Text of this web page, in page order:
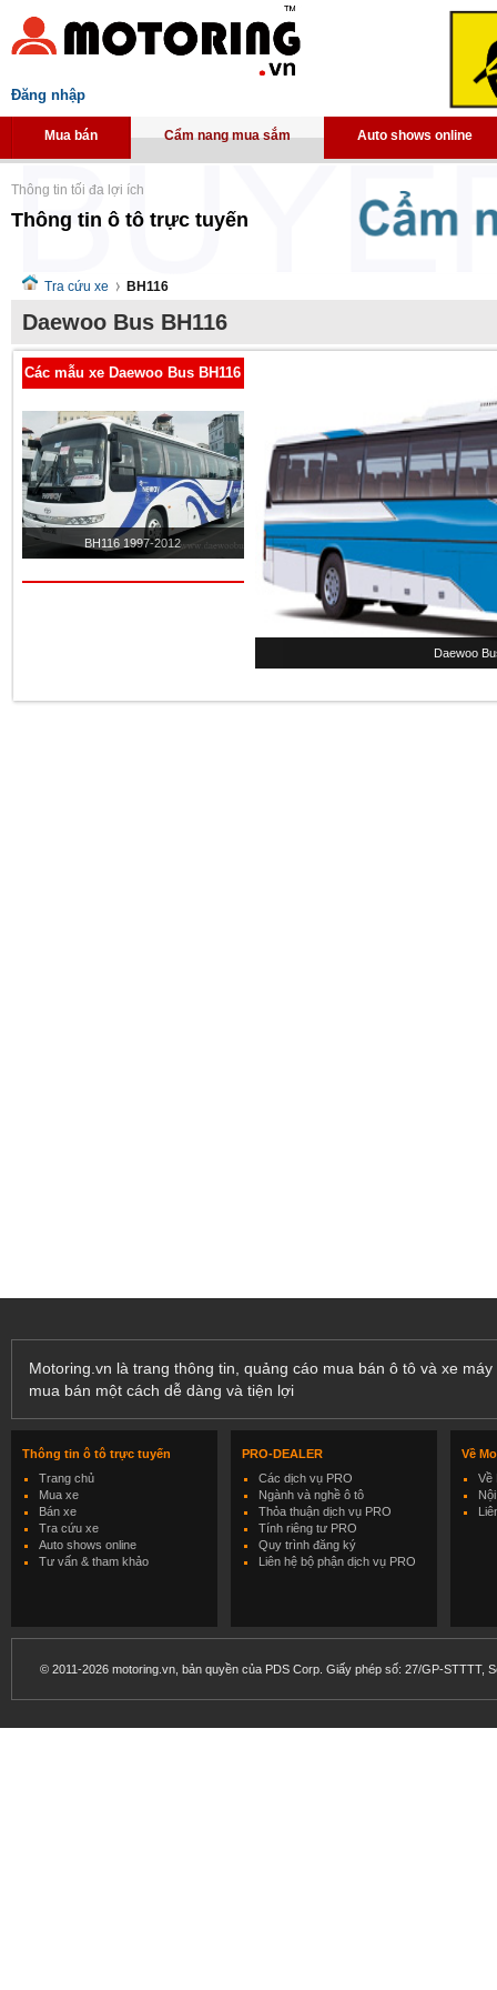
Đăng nhập
Mua bán Cẩm nang mua sắm Auto shows online
Thông tin tối đa lợi ích
Thông tin ô tô trực tuyến
Tra cứu xe BH116
Daewoo Bus BH116
Các mẫu xe Daewoo Bus BH116
BH116 1997-2012
Daewoo
Motoring.vn là trang thông tin, quảng cáo mua bán ô tô và xe
mua bán một cách dễ dàng và tiện lợi
Thông tin ô tô trực tuyến
Trang chủ
Mua xe
Bán xe
Tra cứu xe
Auto shows online
Tư vấn & tham khảo
PRO-DEALER
Các dịch vụ PRO
Ngành và nghề ô tô
Thỏa thuận dịch vụ PRO
Tính riêng tư PRO
Quy trình đăng ký
Liên hệ bộ phận dịch vụ PRO
Về
Về
© 2011-2026 motoring.vn, bản quyền của PDS Corp. Giấy phép số: 27/GP-STTTT,